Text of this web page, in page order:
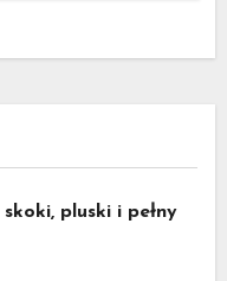
pluski i pełny